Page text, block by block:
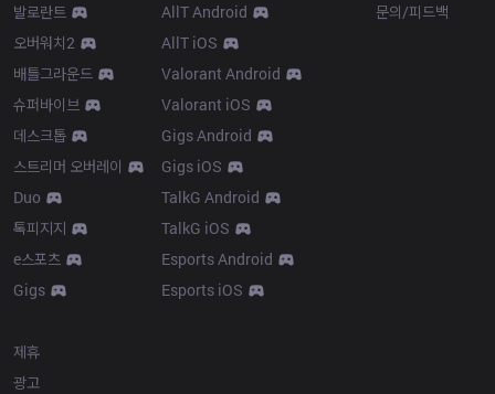
발로란트
오버워치2
배틀그라운드
슈퍼바이브
데스크톱
스트리머 오버레이
Duo
톡피지지
e스포츠
Gigs
AllT Android
AllT iOS
Valorant Android
Valorant iOS
Gigs Android
Gigs iOS
TalkG Android
TalkG iOS
Esports Android
Esports iOS
문의/피드백
제휴
광고